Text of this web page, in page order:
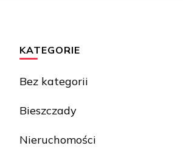
KATEGORIE
Bez kategorii
Bieszczady
Nieruchomości